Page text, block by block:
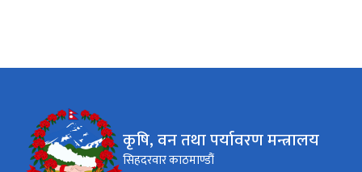
कृषि, वन तथा पर्यावरण मन्त्रालय
सिहदरवार काठमाण्डौं